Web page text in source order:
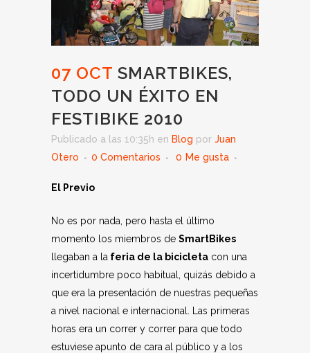
07 OCT SMARTBIKES,
TODO UN ÉXITO EN
FESTIBIKE 2010
Publicado a las 10:35h en Blog por Juan
Otero
0 Comentarios 0 Me gusta
El Previo
No es por nada, pero hasta el último
momento los miembros de SmartBikes
llegaban a la feria de la bicicleta con una
incertidumbre poco habitual, quizás debido a
que era la presentación de nuestras pequeñas
a nivel nacional e internacional. Las primeras
horas era un correr y correr para que todo
estuviese apunto de cara al público y a los